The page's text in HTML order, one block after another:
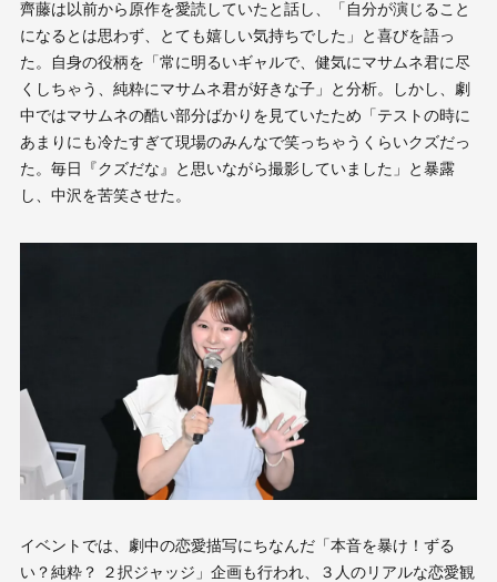
齊藤は以前から原作を愛読していたと話し、「自分が演じること
になるとは思わず、とても嬉しい気持ちでした」と喜びを語っ
た。自身の役柄を「常に明るいギャルで、健気にマサムネ君に尽
くしちゃう、純粋にマサムネ君が好きな子」と分析。しかし、劇
中ではマサムネの酷い部分ばかりを見ていたため「テストの時に
あまりにも冷たすぎて現場のみんなで笑っちゃうくらいクズだっ
た。毎日『クズだな』と思いながら撮影していました」と暴露
し、中沢を苦笑させた。
イベントでは、劇中の恋愛描写にちなんだ「本音を暴け！ずる
い？純粋？ ２択ジャッジ」企画も行われ、３人のリアルな恋愛観